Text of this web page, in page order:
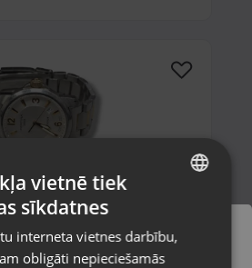
(SKP-BC-17179)
2
6 mēneši)
RUSSIAN
vietnē tiek
sīkdatnes
interneta vietnes darbību,
obligāti nepieciešamās